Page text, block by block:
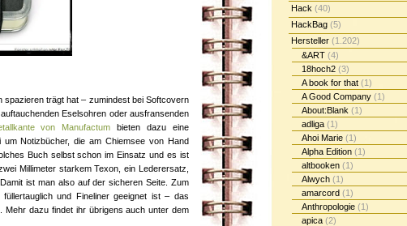
spazieren trägt hat – zumindest bei Softcovern
Eselsohren oder ausfransenden
von Manufactumbieten dazu eine
Notizbücher, die am Chiemsee von Hand
Buch selbst schon im Einsatz und es ist
Millimeter starkem Texon, ein Lederersatz,
ist man also auf der sicheren Seite. Zum
und Fineliner geeignet ist – das
Mehr dazu findet ihr übrigens auch unter dem
Hack (40)
HackBag (5)
Hersteller (1.202)
&ART (4)
18hoch2 (3)
A book for that (1)
A Good Company (1)
About:Blank (1)
adliga (1)
Ahoi Marie (1)
Alpha Edition (1)
altbooken (1)
Alwych (1)
amarcord (1)
Anthropologie (1)
apica (2)